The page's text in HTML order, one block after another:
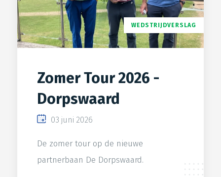
WEDSTRIJDVERSLAG
Zomer Tour 2026 -
Dorpswaard
03 juni 2026
De zomer tour op de nieuwe
partnerbaan De Dorpswaard.